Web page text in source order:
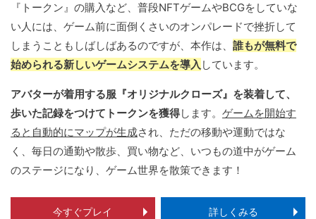
『トークン』の購入など、普段NFTゲームやBCGをしていな
い人には、ゲーム前に面倒くさいのオンパレードで挫折して
しまうこともしばしばあるのですが、本作は、 誰もが無料で
始められる新しいゲームシステムを導入 しています。
アバターが着用する服『オリジナルクローズ』を装着して、
歩いた記録をつけてトークンを獲得します。 ゲームを開始す
ると自動的にマップが生成され、ただの移動や運動ではな
く、毎日の通勤や散歩、買い物など、いつもの道中がゲーム
のステージになり、ゲーム世界を散策できます！
今すぐプレイ 詳しくみる